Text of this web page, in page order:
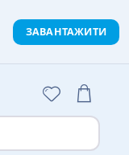
ЗАВАНТАЖИТИ